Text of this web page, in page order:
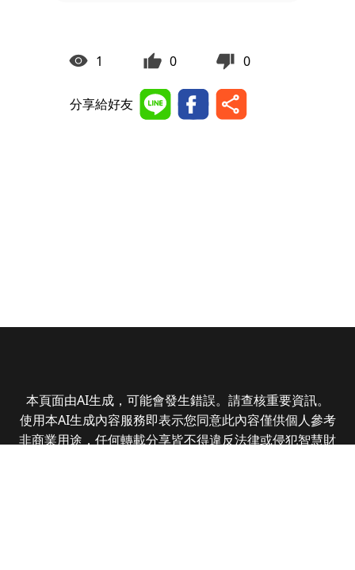
1 0 0
分享給好友
本頁面由AI生成，可能會發生錯誤。請查核重要資訊。
使用本AI生成內容服務即表示您同意此內容僅供個人參考
非商業用途，任何轉載分享皆不得違反法律或侵犯智慧財